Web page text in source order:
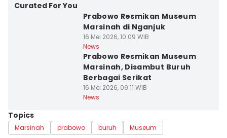
Curated For You
Prabowo Resmikan Museum
Marsinah di Nganjuk
16 Mei 2026, 10:09 WIB
News
Prabowo Resmikan Museum
Marsinah, Disambut Buruh
Berbagai Serikat
16 Mei 2026, 09:11 WIB
News
Topics
Marsinah prabowo buruh Museum